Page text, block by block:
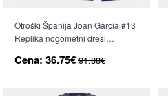
Otroški Španija Joan Garcia #13
Replika nogometni dresi
Rokav (+ hlače)
Cena: 36.75€ 91.88€